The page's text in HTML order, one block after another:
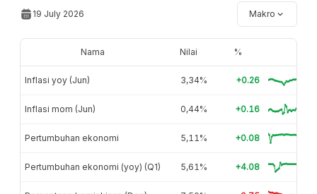
19 July 2026 Makro
Nama Nilai %
Inflasi yoy (Jun) 3,34% +0.26
Inflasi mom (Jun) 0,44% +0.16
Pertumbuhan ekonomi 5,11% +0.08
Pertumbuhan ekonomi (yoy) (Q1) 5,61% +4.08